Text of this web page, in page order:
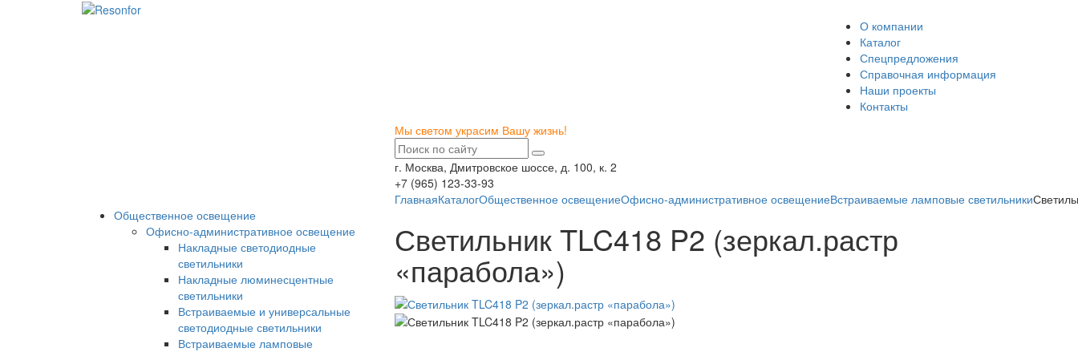
О компании
Каталог
Спецпредложения
Справочная информация
Наши проекты
Контакты
Мы светом украсим Вашу жизнь!
г. Москва, Дмитровское шоссе, д. 100, к. 2
+7 (965) 123-33-93
ГлавнаяКаталогОбщественное освещениеОфисно-административное освещениеВстраиваемые ламповые светильники
Общественное освещение
Офисно-административное освещение
Накладные светодиодные
светильники
Накладные люминесцентные
светильники
Встраиваемые и универсальные
светодиодные светильники
Встраиваемые ламповые
Светильник TLC418 P2 (зеркал.растр
«парабола»)